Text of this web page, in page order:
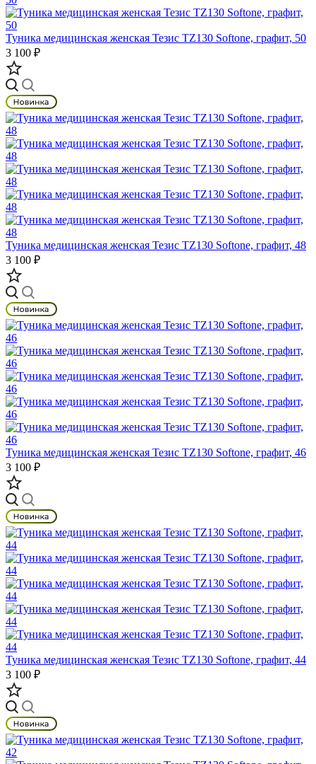
Туника медицинская женская Тезис TZ130 Softone, графит, 50
3 100 ₽
Туника медицинская женская Тезис TZ130 Softone, графит, 48
3 100 ₽
Туника медицинская женская Тезис TZ130 Softone, графит, 46
3 100 ₽
Туника медицинская женская Тезис TZ130 Softone, графит, 44
3 100 ₽